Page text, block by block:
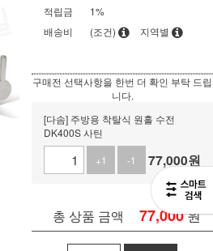
적립금
1%
배송비
(조건) 지역별
구매전 선택사항을 한번 더 확인 부탁 드립
니다.
[다솜] 주방용 착탈식 원홀 수전
DK400S 사틴
+1
-1 77,000원
총 상품 금액 77,000원